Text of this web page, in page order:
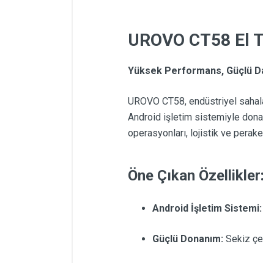
UROVO CT58 El
Yüksek Performans, Güçlü
UROVO CT58, endüstriyel
Android işletim sistemiyle
operasyonları, lojistik ve
Öne Çıkan Özellikler:
Android İşletim Sistemi:
Güçlü Donanım: Sekiz